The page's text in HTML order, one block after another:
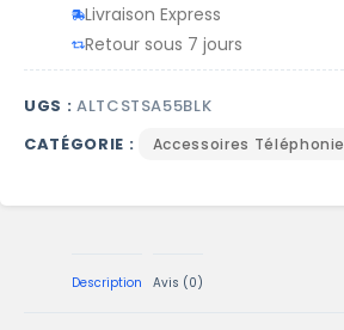
Livraison Express
Retour sous 7 jours
UGS : ALTCSTSA55BLK
CATÉGORIE :
Accessoires Téléphonie
Description Avis (0)